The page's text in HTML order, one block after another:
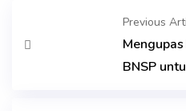
Previous
BNSP